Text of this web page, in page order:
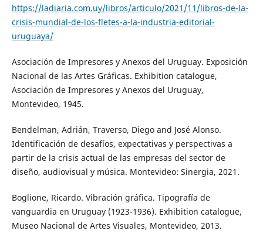
https://ladiaria.com.uy/libros/articulo/2021/11/libros-de-la-
crisis-mundial-de-los-fletes-a-la-industria-editorial-
uruguaya/
Asociación de Impresores y Anexos del Uruguay. Exposición
Nacional de las Artes Gráficas. Exhibition catalogue,
Asociación de Impresores y Anexos del Uruguay,
Montevideo, 1945.
Bendelman, Adrián, Traverso, Diego and José Alonso.
Identificación de desafíos, expectativas y perspectivas a
partir de la crisis actual de las empresas del sector de
diseño, audiovisual y música. Montevideo: Sinergia, 2021.
Boglione, Ricardo. Vibración gráfica. Tipografía de
vanguardia en Uruguay (1923-1936). Exhibition catalogue,
Museo Nacional de Artes Visuales, Montevideo, 2013.